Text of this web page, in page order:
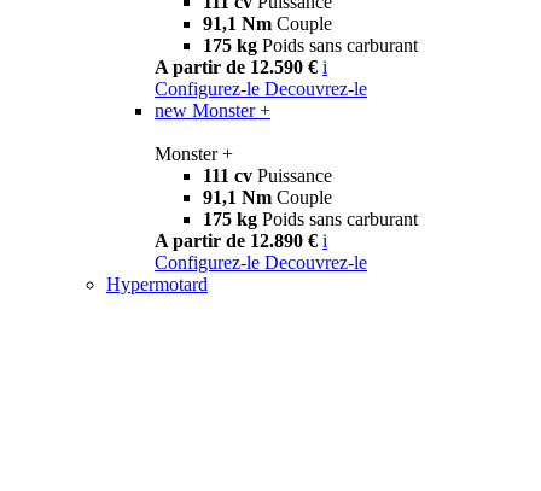
91,1 Nm Couple
175 kg Poids sans carburant
A partir de 12.590 € i
Configurez-le Decouvrez-le
new Monster +
Monster +
111 cv Puissance
91,1 Nm Couple
175 kg Poids sans carburant
A partir de 12.890 € i
Configurez-le Decouvrez-le
Hypermotard